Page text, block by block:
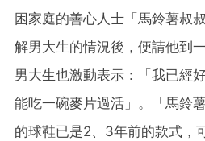
困家庭的善心人士「馬鈴薯叔
解男大生的情況後，便請他到
男大生也激動表示：「我已經
能吃一碗麥片過活」。「馬鈴
的球鞋已是2、3年前的款式，